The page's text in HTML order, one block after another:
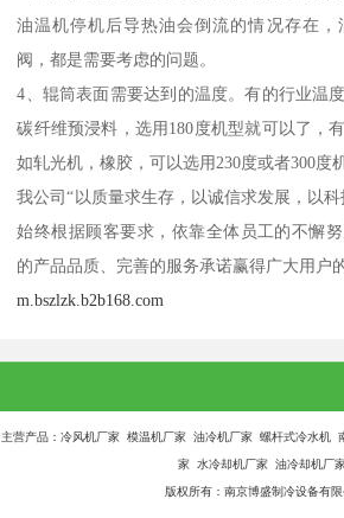
油温机停机后导热油会倒流的情况存在，
阀，都是需要考虑的问题。
4、辊筒表面需要达到的温度。有的行业温
碳纤维预浸料，选用180度机型就可以了，
如轧光机，橡胶，可以选用230度或者300度
我公司“以质量求生存，以诚信求发展，以科
始终根据顾客要求，依靠全体员工的不懈
的产品品质、完善的服务承诺赢得广大用户
m.bszlzk.b2b168.com
主营产品：冷风机厂家 模温机厂家 油冷机厂家 螺杆式冷水机
家 水冷却机厂家 油冷却机厂
版权所有：南京博盛制冷设备有限